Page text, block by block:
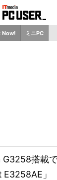
Now! ミニPC
搭載
」